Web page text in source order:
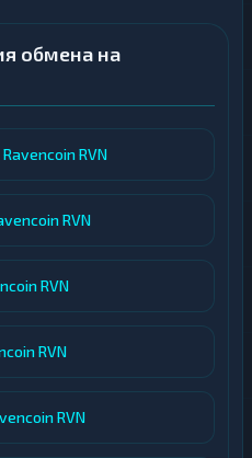
обмена на
RVN
RVN
RVN
RVN
RVN